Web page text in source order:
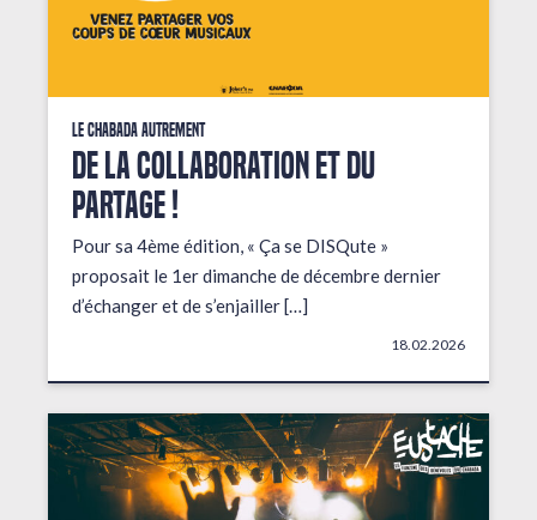
Le Chabada autrement
De la collaboration et du
partage !
Pour sa 4ème édition, « Ça se DISQute »
proposait le 1er dimanche de décembre dernier
d’échanger et de s’enjailler […]
18.02.2026